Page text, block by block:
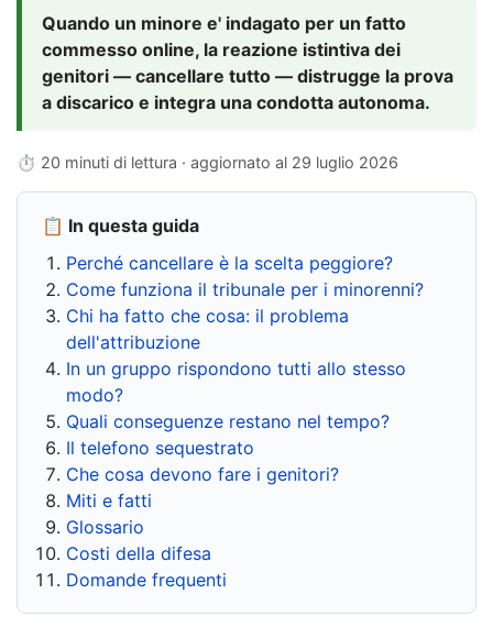
Quando un minore e' indagato per un fatto
commesso online, la reazione istintiva dei
genitori — cancellare tutto — distrugge la prova
a discarico e integra una condotta autonoma.
⏱ 20 minuti di lettura · aggiornato al 29 luglio 2026
📋 In questa guida
Perché cancellare è la scelta peggiore?
Come funziona il tribunale per i minorenni?
Chi ha fatto che cosa: il problema
dell'attribuzione
In un gruppo rispondono tutti allo stesso
modo?
Quali conseguenze restano nel tempo?
Il telefono sequestrato
Che cosa devono fare i genitori?
Miti e fatti
Glossario
Costi della difesa
Domande frequenti